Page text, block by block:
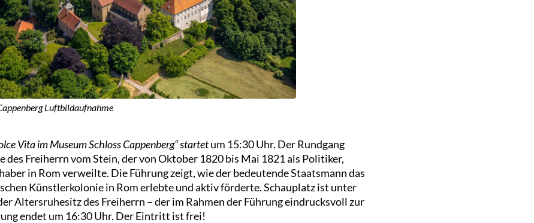
Luftbildaufnahme
Vita im Museum Schloss Cappenberg“ startetum 15:30 Uhr. Der Rundgang
des Freiherrn vom Stein, der von Oktober 1820 bis Mai 1821 als Politiker,
in Rom verweilte. Die Führung zeigt, wie der bedeutende Staatsmann das
Künstlerkolonie in Rom erlebte und aktiv förderte. Schauplatz ist unter
Altersruhesitz des Freiherrn – der im Rahmen der Führung eindrucksvoll zur
endet um 16:30 Uhr. Der Eintritt ist frei!